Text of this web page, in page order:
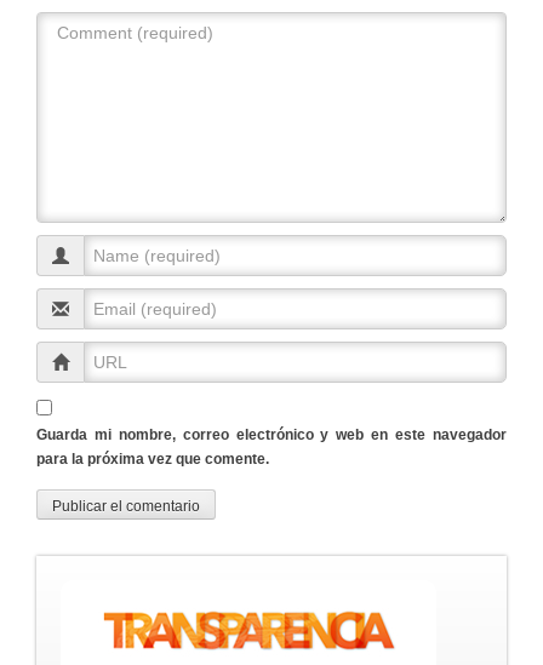
Guarda mi nombre, correo electrónico y web en este navegador
para la próxima vez que comente.